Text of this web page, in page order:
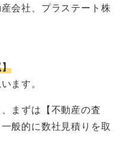
会社、プラステート株
ます。
まずは【不動産の査
般的に数社見積りを取